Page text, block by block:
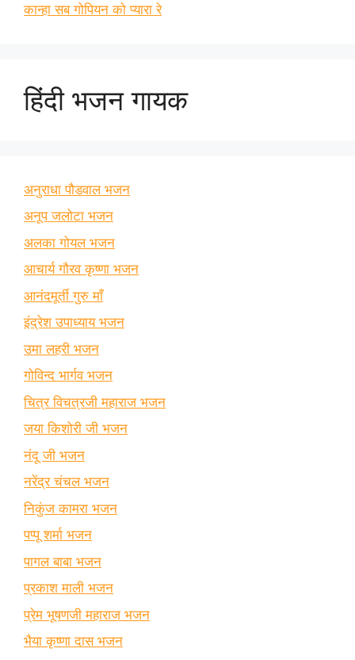
कान्हा सब गोपियन को प्यारा रे
हिंदी भजन गायक
अनुराधा पौडवाल भजन
अनूप जलोटा भजन
अलका गोयल भजन
आचार्य गौरव कृष्णा भजन
आनंदमूर्ती गुरु माँ
इंद्रेश उपाध्याय भजन
उमा लहरी भजन
गोविन्द भार्गव भजन
चित्र विचत्रजी महाराज भजन
जया किशोरी जी भजन
नंदू जी भजन
नरेंद्र चंचल भजन
निकुंज कामरा भजन
पप्पू शर्मा भजन
पागल बाबा भजन
प्रकाश माली भजन
प्रेम भूषणजी महाराज भजन
भैया कृष्णा दास भजन